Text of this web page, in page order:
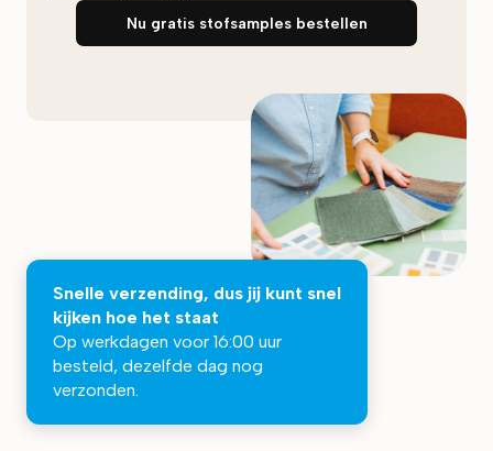
Nu gratis stofsamples bestellen
Snelle verzending, dus jij kunt snel
kijken hoe het staat
Op werkdagen voor 16:00 uur
besteld, dezelfde dag nog
verzonden.